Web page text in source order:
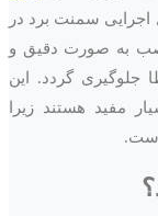
اجرایی سمنت برد در
به صورت دقیق و
جلوگیری گردد. این
مفید هستند زیرا